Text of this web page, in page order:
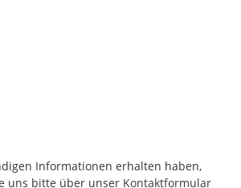
Informationen erhalten haben,
uns bitte über unser Kontaktformular